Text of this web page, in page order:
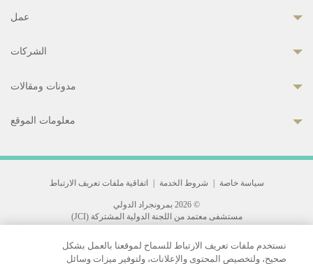
عمل
الشركات
مدونات ومقالات
معلومات الموقع
سياسة خاصة شروط الخدمة اتفاقية ملفات تعريف الارتباط
© 2026 بمرونجراد الدولي
مستشفى معتمد من اللجنة الدولية المشتركة (JCI)
33 Sukhumvit 3, Wattana, Bangkok 10110 Thailand.
All rights reserved.
نستخدم ملفات تعريف الارتباط للسماح لموقعنا بالعمل بشكل
صحيح، ولتخصيص المحتوى والإعلانات، ولتوفير ميزات وسائل